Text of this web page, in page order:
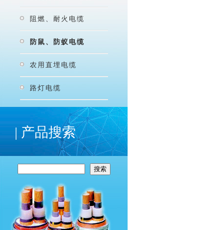
阻燃、耐火电缆
防鼠、防蚁电缆
农用直埋电缆
路灯电缆
| 产品搜索